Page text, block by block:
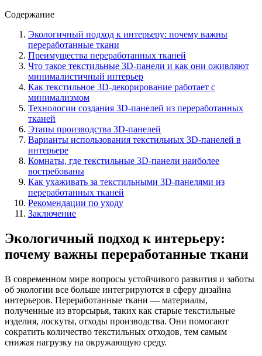
Содержание
Экологичный подход к интерьеру: почему важны
переработанные ткани
Преимущества переработанных тканей
Что такое текстильные 3D-панели и как они оживляют
минималистичный интерьер
Как текстильное 3D-декорирование работает с
минимализмом
Технологии создания 3D-панелей из переработанных
тканей
Этапы производства 3D-панелей
Варианты использования текстильных 3D-панелей в
интерьере
Комнаты, где текстильные 3D-панели наиболее
востребованы
Как ухаживать за текстильными 3D-панелями из
переработанных тканей
Рекомендации по уходу
Заключение
Экологичный подход к интерьеру:
почему важны переработанные ткани
В современном мире вопросы устойчивого развития и заботы
об экологии все больше интегрируются в сферу дизайна
интерьеров. Переработанные ткани — материалы,
полученные из вторсырья, таких как старые текстильные
изделия, лоскуты, отходы производства. Они помогают
сократить количество текстильных отходов, тем самым
снижая нагрузку на окружающую среду.